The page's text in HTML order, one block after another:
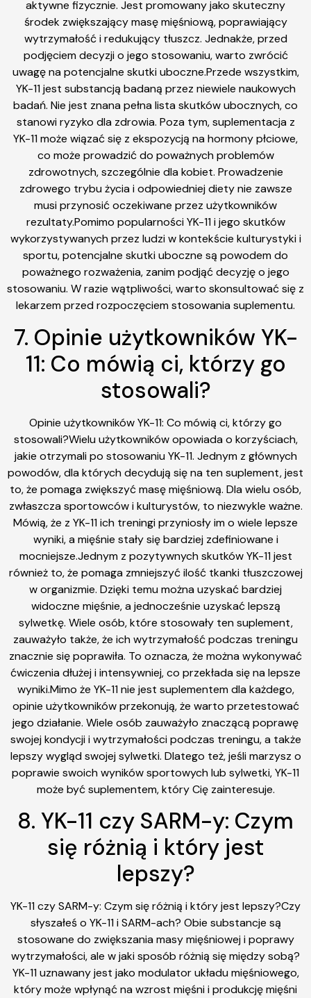
aktywne fizycznie. Jest promowany jako skuteczny
środek zwiększający masę mięśniową, poprawiający
wytrzymałość i redukujący tłuszcz. Jednakże, przed
podjęciem decyzji o jego stosowaniu, warto zwrócić
uwagę na potencjalne skutki uboczne.Przede wszystkim,
YK-11 jest substancją badaną przez niewiele naukowych
badań. Nie jest znana pełna lista skutków ubocznych, co
stanowi ryzyko dla zdrowia. Poza tym, suplementacja z
YK-11 może wiązać się z ekspozycją na hormony płciowe,
co może prowadzić do poważnych problemów
zdrowotnych, szczególnie dla kobiet. Prowadzenie
zdrowego trybu życia i odpowiedniej diety nie zawsze
musi przynosić oczekiwane przez użytkowników
rezultaty.Pomimo popularności YK-11 i jego skutków
wykorzystywanych przez ludzi w kontekście kulturystyki i
sportu, potencjalne skutki uboczne są powodem do
poważnego rozważenia, zanim podjąć decyzję o jego
stosowaniu. W razie wątpliwości, warto skonsultować się z
lekarzem przed rozpoczęciem stosowania suplementu.
7. Opinie użytkowników YK-
11: Co mówią ci, którzy go
stosowali?
Opinie użytkowników YK-11: Co mówią ci, którzy go
stosowali?Wielu użytkowników opowiada o korzyściach,
jakie otrzymali po stosowaniu YK-11. Jednym z głównych
powodów, dla których decydują się na ten suplement, jest
to, że pomaga zwiększyć masę mięśniową. Dla wielu osób,
zwłaszcza sportowców i kulturystów, to niezwykle ważne.
Mówią, że z YK-11 ich treningi przyniosły im o wiele lepsze
wyniki, a mięśnie stały się bardziej zdefiniowane i
mocniejsze.Jednym z pozytywnych skutków YK-11 jest
również to, że pomaga zmniejszyć ilość tkanki tłuszczowej
w organizmie. Dzięki temu można uzyskać bardziej
widoczne mięśnie, a jednocześnie uzyskać lepszą
sylwetkę. Wiele osób, które stosowały ten suplement,
zauważyło także, że ich wytrzymałość podczas treningu
znacznie się poprawiła. To oznacza, że można wykonywać
ćwiczenia dłużej i intensywniej, co przekłada się na lepsze
wyniki.Mimo że YK-11 nie jest suplementem dla każdego,
opinie użytkowników przekonują, że warto przetestować
jego działanie. Wiele osób zauważyło znaczącą poprawę
swojej kondycji i wytrzymałości podczas treningu, a także
lepszy wygląd swojej sylwetki. Dlatego też, jeśli marzysz o
poprawie swoich wyników sportowych lub sylwetki, YK-11
może być suplementem, który Cię zainteresuje.
8. YK-11 czy SARM-y: Czym
się różnią i który jest
lepszy?
YK-11 czy SARM-y: Czym się różnią i który jest lepszy?Czy
słyszałeś o YK-11 i SARM-ach? Obie substancje są
stosowane do zwiększania masy mięśniowej i poprawy
wytrzymałości, ale w jaki sposób różnią się między sobą?
YK-11 uznawany jest jako modulator układu mięśniowego,
który może wpłynąć na wzrost mięśni i produkcję mięśni